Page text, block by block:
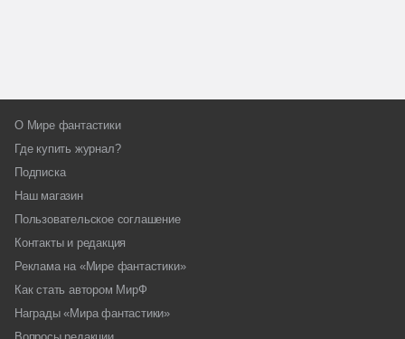
О Мире фантастики
Где купить журнал?
Подписка
Наш магазин
Пользовательское соглашение
Контакты и редакция
Реклама на «Мире фантастики»
Как стать автором МирФ
Награды «Мира фантастики»